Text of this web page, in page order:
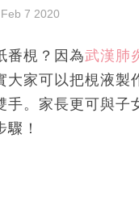
Feb 7 2020
番梘？因為武漢肺
大家可以把梘液製
手。家長更可與子
！